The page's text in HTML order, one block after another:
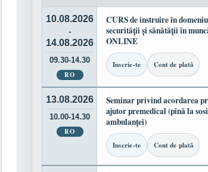
10.08.2026
-
14.08.2026
09.30-14.30
RO
CURS de instruire în
securității și sănătății în
ONLINE
Inscrie-te Cont de plată
13.08.2026
10.00-14.30
RO
Seminar privind acordarea
ajutor premedical (pînă la
ambulanței)
Inscrie-te Cont de plată